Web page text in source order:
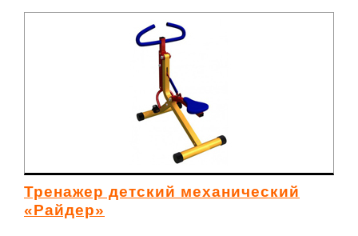
Тренажер детский механический
«Райдер»